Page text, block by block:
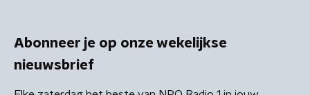
Abonneer je op onze wekelijkse
nieuwsbrief